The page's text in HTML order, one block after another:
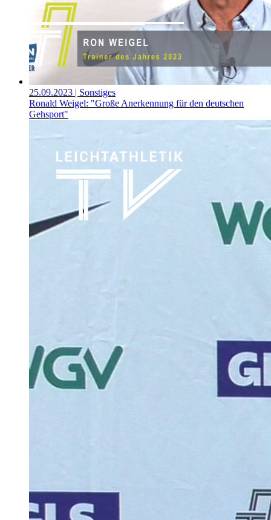
25.09.2023 | Sonstiges
Ronald Weigel: "Große Anerkennung für den deutschen
Gehsport"